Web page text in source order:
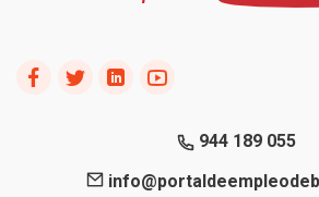
944 189 055